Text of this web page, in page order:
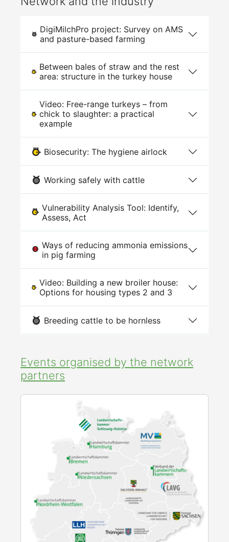
DigiMilchPro project: Survey on AMS
and pasture-based farming
Between bales of straw and the rest
area: structure in the turkey house
Video: Free-range turkeys – from
chick to slaughter: a practical
example
Biosecurity: The hygiene airlock
Working safely with cattle
Vulnerability Analysis Tool: Identify,
Assess, Act
Ways of reducing ammonia emissions
in pig farming
Video: Building a new broiler house:
Options for housing types 2 and 3
Breeding cattle to be hornless
Events organised by the network
partners